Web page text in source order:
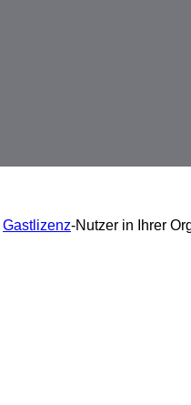
Gastlizenz-Nutzer in Ihrer